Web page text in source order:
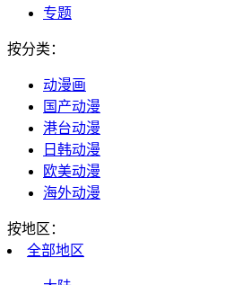
专题
按分类：
动漫画
国产动漫
港台动漫
日韩动漫
欧美动漫
海外动漫
按地区：
全部地区